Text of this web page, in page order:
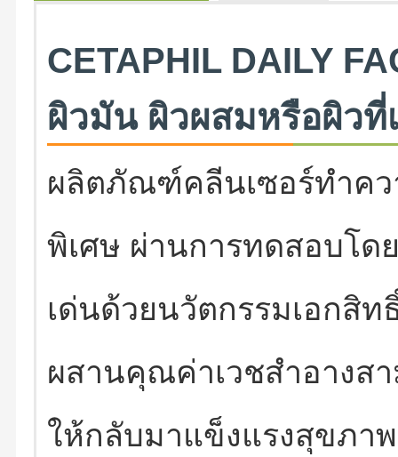
CETAPHIL DAILY
ผิวมัน ผิวผสมหรือผิวที่
ผลิตภัณฑ์คลีนเซอร์ทำค
พิเศษ ผ่านการทดสอบโด
เด่นด้วยนวัตกรรมเอกสิ
ผสานคุณค่าเวชสำอางส
ให้กลับมาแข็งแรงสุขภา